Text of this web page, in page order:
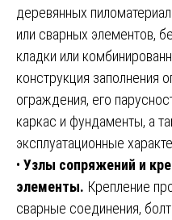
деревянных
или сварных элементов,
кладки или
конструкция
ограждения, его
каркас и фундаменты, а
эксплуатационные
• Узлы сопряжений и
элементы. Крепление
сварные соединения,